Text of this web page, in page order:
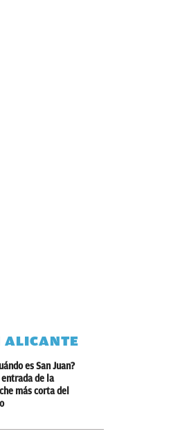
ALICANTE
es San Juan?
entrada de la
más corta del